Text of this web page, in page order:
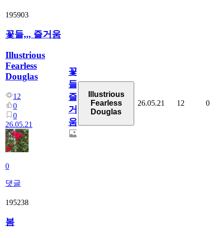
195903
꽃들,,, 즐거움
Illustrious
Fearless
Douglas
12
0
0
26.05.21
0
댓글
꽃
들,,,
즐
거
움
Illustrious
Fearless
Douglas
26.05.21 12 0
195238
봄